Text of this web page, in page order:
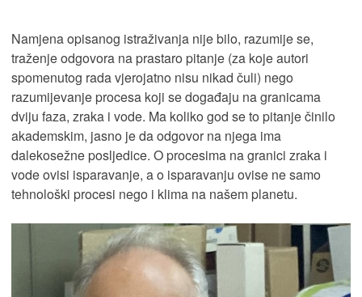
Namjena opisanog istraživanja nije bilo, razumije se,
traženje odgovora na prastaro pitanje (za koje autori
spomenutog rada vjerojatno nisu nikad čuli) nego
razumijevanje procesa koji se događaju na granicama
dviju faza, zraka i vode. Ma koliko god se to pitanje činilo
akademskim, jasno je da odgovor na njega ima
dalekosežne posljedice. O procesima na granici zraka i
vode ovisi isparavanje, a o isparavanju ovise ne samo
tehnološki procesi nego i klima na našem planetu.